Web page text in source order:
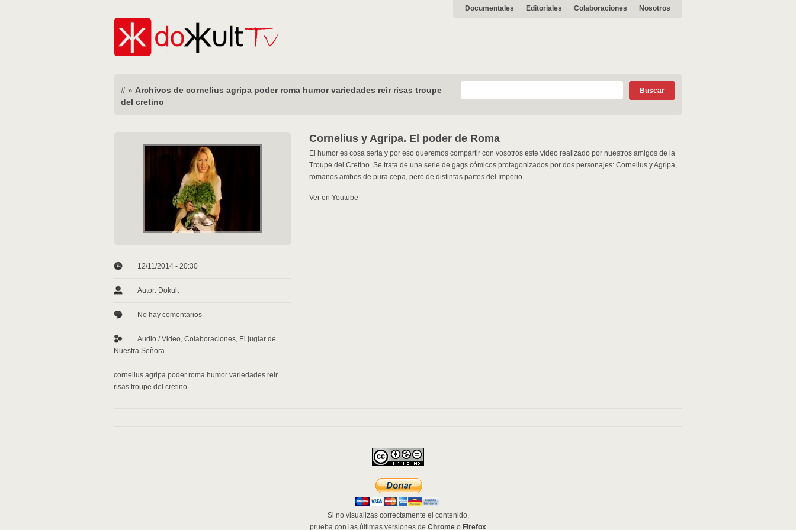
Documentales Editoriales Colaboraciones Nosotros
# » Archivos de cornelius agripa poder roma humor variedades reir risas troupe
del cretino
12/11/2014 - 20:30
Autor: Dokult
No hay comentarios
Audio / Video, Colaboraciones, El juglar de
Nuestra Señora
cornelius agripa poder roma humor variedades reir
risas troupe del cretino
Cornelius y Agripa. El poder de Roma
El humor es cosa seria y por eso queremos compartir con vosotros este vídeo realizado por nuestros amigos de la
Troupe del Cretino. Se trata de una serie de gags cómicos protagonizados por dos personajes: Cornelius y Agripa,
romanos ambos de pura cepa, pero de distintas partes del Imperio.
Ver en Youtube
Si no visualizas correctamente el contenido,
prueba con las últimas versiones de Chrome o Firefox